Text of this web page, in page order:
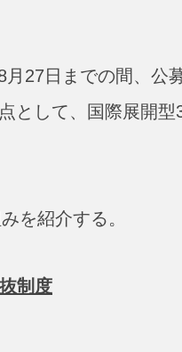
27日までの間、公
として、国際展開
を紹介する。
制度